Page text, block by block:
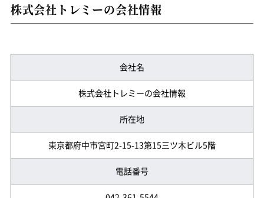
株式会社トレミーの会社情報
会社名
株式会社トレミーの会社情報
所在地
東京都府中市宮町2-15-13第15三ツ木ビル5階
電話番号